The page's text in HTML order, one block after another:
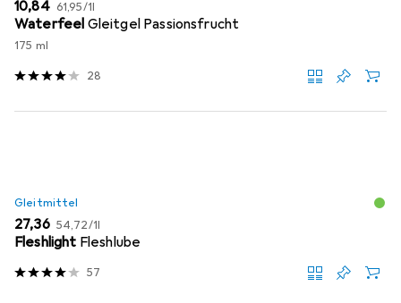
EUR
10,84 61,95/1l
Waterfeel Gleitgel Passionsfrucht
175 ml
28
Gleitmittel
EUR
27,36 EUR
54,72/1l
Fleshlight Fleshlube
57